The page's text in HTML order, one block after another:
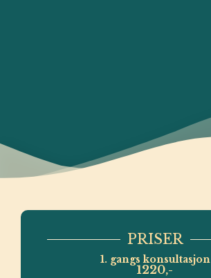
PRISER
1. gangs konsultasjon
1220,-